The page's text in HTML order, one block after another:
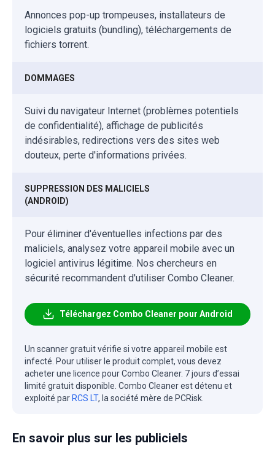
Annonces pop-up trompeuses, installateurs de
logiciels gratuits (bundling), téléchargements de
fichiers torrent.
DOMMAGES
Suivi du navigateur Internet (problèmes potentiels
de confidentialité), affichage de publicités
indésirables, redirections vers des sites web
douteux, perte d'informations privées.
SUPPRESSION DES MALICIELS
(ANDROID)
Pour éliminer d'éventuelles infections par des
maliciels, analysez votre appareil mobile avec un
logiciel antivirus légitime. Nos chercheurs en
sécurité recommandent d'utiliser Combo Cleaner.
Téléchargez Combo Cleaner pour Android
Un scanner gratuit vérifie si votre appareil mobile est
infecté. Pour utiliser le produit complet, vous devez
acheter une licence pour Combo Cleaner. 7 jours d’essai
limité gratuit disponible. Combo Cleaner est détenu et
exploité par RCS LT, la société mère de PCRisk.
En savoir plus sur les publiciels